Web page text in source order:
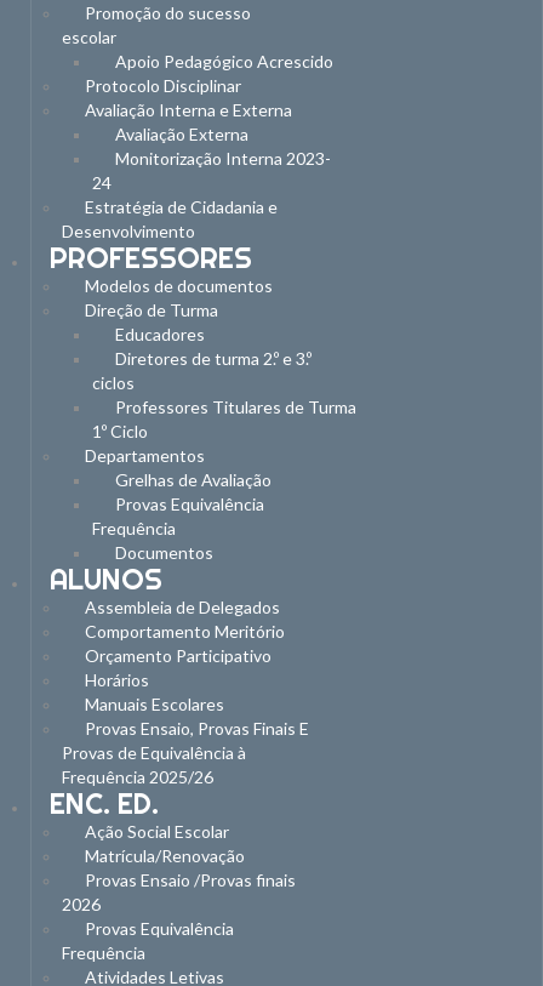
Promoção do sucesso
escolar
Apoio Pedagógico Acrescido
Protocolo Disciplinar
Avaliação Interna e Externa
Avaliação Externa
Monitorização Interna 2023-
24
Estratégia de Cidadania e
Desenvolvimento
PROFESSORES
Modelos de documentos
Direção de Turma
Educadores
Diretores de turma 2.º e 3.º
ciclos
Professores Titulares de Turma
1º Ciclo
Departamentos
Grelhas de Avaliação
Provas Equivalência
Frequência
Documentos
ALUNOS
Assembleia de Delegados
Comportamento Meritório
Orçamento Participativo
Horários
Manuais Escolares
Provas Ensaio, Provas Finais E
Provas de Equivalência à
Frequência 2025/26
ENC. ED.
Ação Social Escolar
Matrícula/Renovação
Provas Ensaio /Provas finais
2026
Provas Equivalência
Frequência
Atividades Letivas